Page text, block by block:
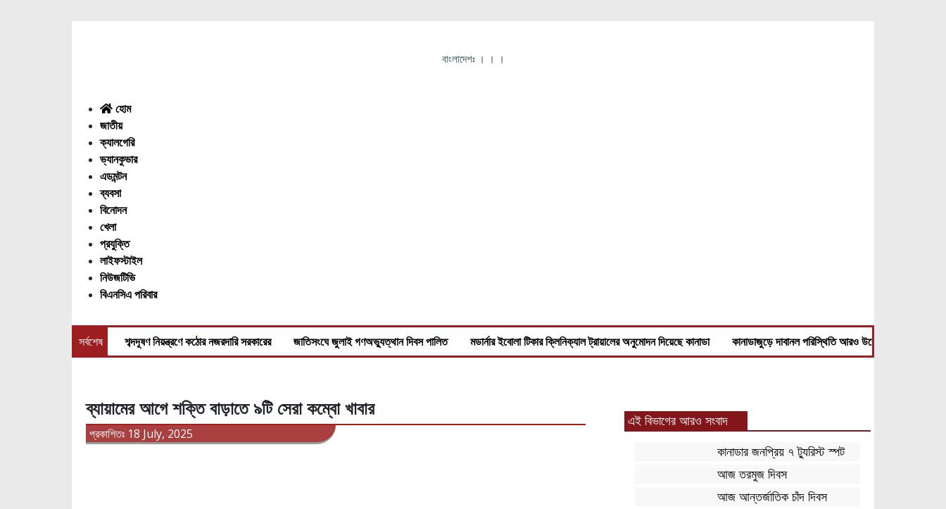
বাংলাদেশঃ । । ।
হোম
জাতীয়
ক্যালগেরি
ভ্যানকুভার
এডমন্টন
ব্যবসা
বিনোদন
খেলা
প্রযুক্তি
লাইফস্টাইল
নিউজটিভি
বিএনসিএ পরিবার
সর্বশেষ শব্দদূষণ নিয়ন্ত্রণে কঠোর নজরদারি সরকারের জাতিসংঘে জুলাই গণঅভ্যুত্থান দিবস পালিত মডার্নার ইবোলা টিকার ক্লিনিক্যাল ট্রায়ালের অনুমোদন দিয়েছে কানাডা কানাডাজুড়ে দাবানল পরিস্থিতি আরও উদ্বেগজনক
ব্যায়ামের আগে শক্তি বাড়াতে ৯টি সেরা কম্বো খাবার
প্রকাশিতঃ 18 July, 2025
এই বিভাগের আরও সংবাদ
কানাডার জনপ্রিয় ৭ ট্যুরিস্ট স্পট
আজ তরমুজ দিবস
আজ আন্তর্জাতিক চাঁদ দিবস